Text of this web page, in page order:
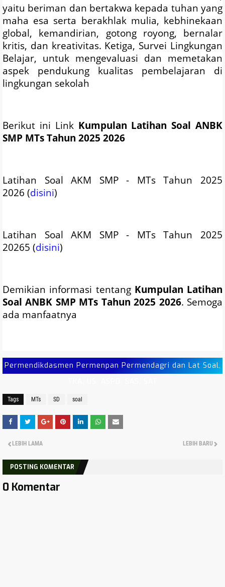
yaitu beriman dan bertakwa kepada tuhan yang
maha esa serta berakhlak mulia, kebhinekaan
global, kemandirian, gotong royong, bernalar
kritis, dan kreativitas. Ketiga, Survei Lingkungan
Belajar, untuk mengevaluasi dan memetakan
aspek pendukung kualitas pembelajaran di
lingkungan sekolah
Berikut ini Link Kumpulan Latihan Soal ANBK
SMP MTs Tahun 2025 2026
Latihan Soal AKM SMP - MTs Tahun 2025
2026 (disini)
Latihan Soal AKM SMP - MTs Tahun 2025
20265 (disini)
Demikian informasi tentang Kumpulan Latihan
Soal ANBK SMP MTs Tahun 2025 2026. Semoga
ada manfaatnya
Permendikdasmen Permenpan Permendagri dan Lat Soal,
Tags MTs SD soal
LEBIH BARU
LEBIH LAMA
POSTING KOMENTAR
0 Komentar